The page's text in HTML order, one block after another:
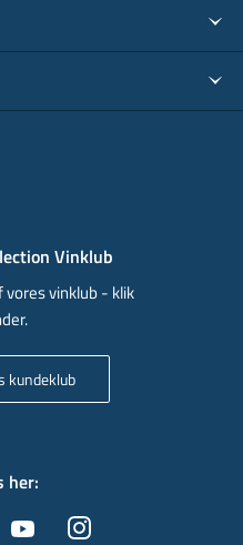
Vinklub
vinklub - klik
kundeklub
her: